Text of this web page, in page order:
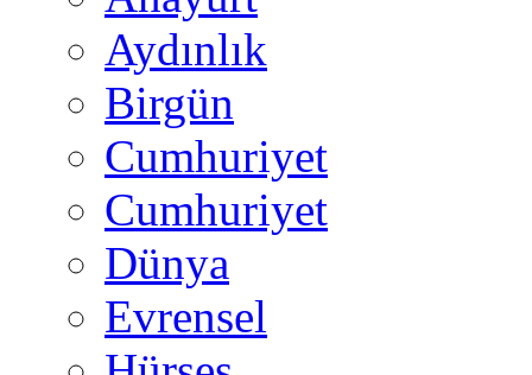
Aydınlık
Birgün
Cumhuriyet
Cumhuriyet
Dünya
Evrensel